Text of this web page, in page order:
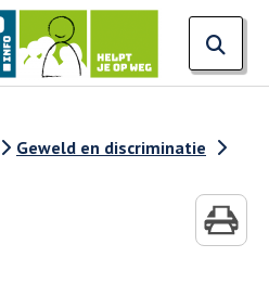
Geweld en discriminatie